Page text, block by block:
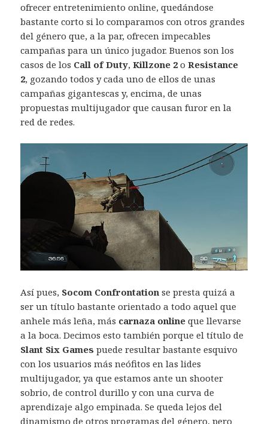
ofrecer entretenimiento online, quedándose
bastante corto si lo comparamos con otros grandes
del género que, a la par, ofrecen impecables
campañas para un único jugador. Buenos son los
casos de los Call of Duty,Killzone 2 oResistance
2, gozando todos y cada uno de ellos de unas
campañas gigantescas y, encima, de unas
propuestas multijugador que causan furor en la
red de redes.
Así pues, Socom Confrontation se presta quizá a
ser un título bastante orientado a todo aquel que
anhele más leña, más carnaza online que llevarse
a la boca. Decimos esto también porque el título de
Slant Six Games puede resultar bastante esquivo
con los usuarios más neófitos en las lides
multijugador, ya que estamos ante un shooter
sobrio, de control durillo y con una curva de
aprendizaje algo empinada. Se queda lejos del
dinamismo de otros programas del género, pero